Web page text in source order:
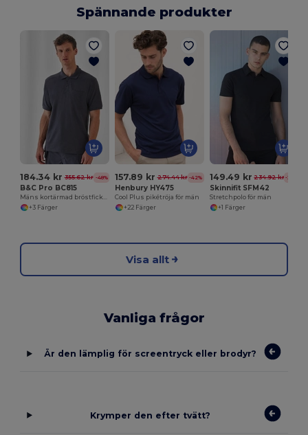
Spännande produkter
184.34 kr 355.62 kr -48%
B&C Pro BC815
Mäns kortärmad bröstficka pikétröja
+3 Färger
157.89 kr 274.44 kr -42%
Henbury HY475
Cool Plus pikétröja för män
+22 Färger
149.49 kr 234.92 kr -36%
Skinnifit SFM42
Stretchpolo för män
+1 Färger
Visa allt
Vanliga frågor
Är den lämplig för screentryck eller brodyr?
Krymper den efter tvätt?